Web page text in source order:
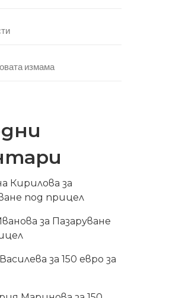
измама
Кирилова за
под прицел
за Пазаруване
за150 евро за